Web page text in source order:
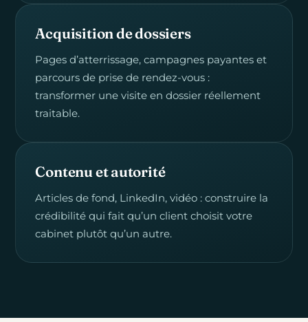
Acquisition de dossiers
Pages d’atterrissage, campagnes payantes et
parcours de prise de rendez-vous :
transformer une visite en dossier réellement
traitable.
Contenu et autorité
Articles de fond, LinkedIn, vidéo : construire la
crédibilité qui fait qu’un client choisit votre
cabinet plutôt qu’un autre.